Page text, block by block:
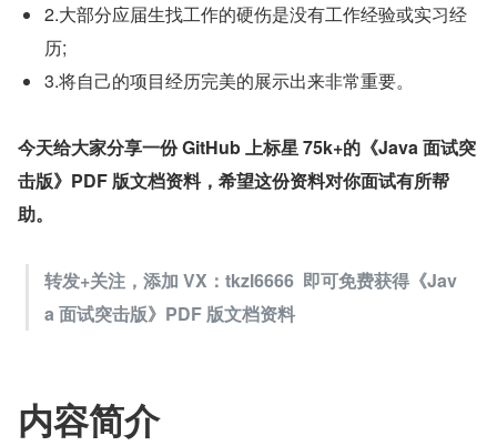
2.大部分应届生找工作的硬伤是没有工作经验或实习经
历;
3.将自己的项目经历完美的展示出来非常重要。
今天给大家分享一份 GitHub 上标星 75k+的《Java 面试突
击版》PDF 版文档资料，希望这份资料对你面试有所帮
助。
转发+关注，添加 VX：tkzl6666  即可免费获得《Jav
a 面试突击版》PDF 版文档资料
内容简介